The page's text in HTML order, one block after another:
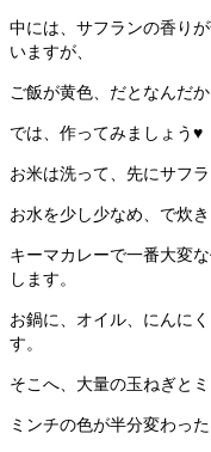
中には、サフランの香り
いますが、
ご飯が黄色、だとなんだ
では、作ってみましょう♥
お米は洗って、先にサフラ
お水を少し少なめ、で炊き
キーマカレーで一番大変
します。
お鍋に、オイル、にんに
す。
そこへ、大量の玉ねぎとミ
ミンチの色が半分変わっ